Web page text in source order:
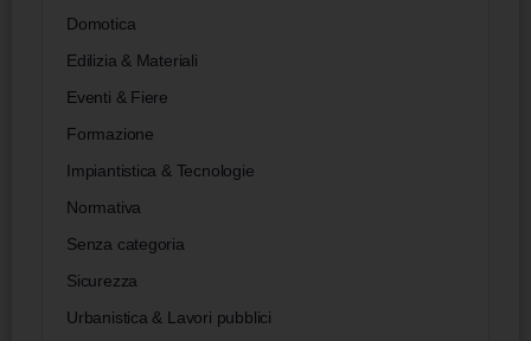
Domotica
Edilizia & Materiali
Eventi & Fiere
Formazione
Impiantistica & Tecnologie
Normativa
Senza categoria
Sicurezza
Urbanistica & Lavori pubblici